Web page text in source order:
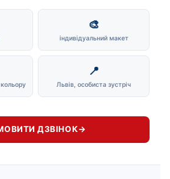
🎨
індивідуальний макет
📍
Львів, особиста зустріч
ДЗВІНОК→